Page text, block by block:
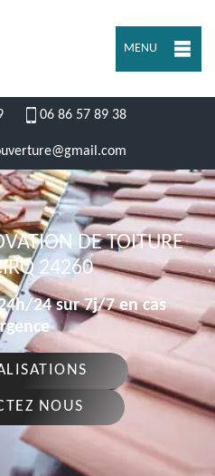
MENU
06 86 57 89 38
DE TOITURE
24260
24 sur 7j/7 en cas
NOUS